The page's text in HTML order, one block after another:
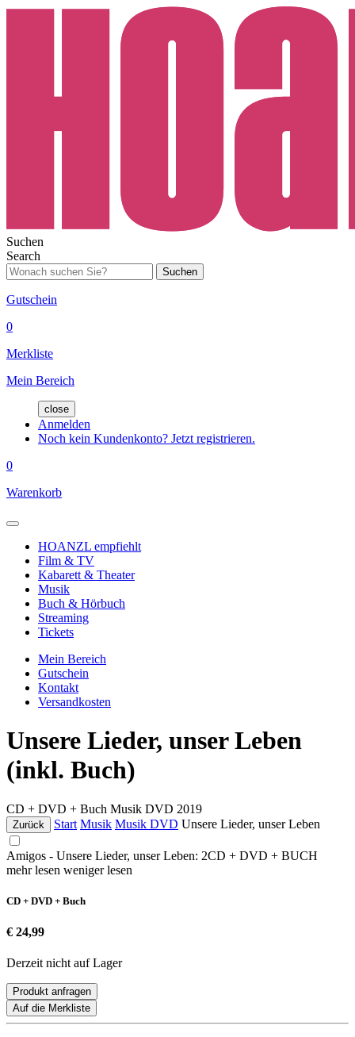
Suchen
Search
Suchen
Gutschein
0
Merkliste
Mein Bereich
close
Anmelden
Noch kein Kundenkonto? Jetzt registrieren.
0
Warenkorb
HOANZL empfiehlt
Film & TV
Kabarett & Theater
Musik
Buch & Hörbuch
Streaming
Tickets
Mein Bereich
Gutschein
Kontakt
Versandkosten
Unsere Lieder, unser Leben
(inkl. Buch)
CD + DVD + Buch Musik DVD 2019
Zurück Start Musik Musik DVD Unsere Lieder, unser Leben
Amigos - Unsere Lieder, unser Leben: 2CD + DVD + BUCH
mehr lesen weniger lesen
CD + DVD + Buch
€ 24,99
Derzeit nicht auf Lager
Produkt anfragen
Auf die Merkliste